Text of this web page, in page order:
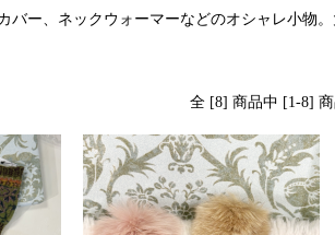
バー、ネックウォーマーなどのオシャレ小物
全 [8] 商品中 [1-8]